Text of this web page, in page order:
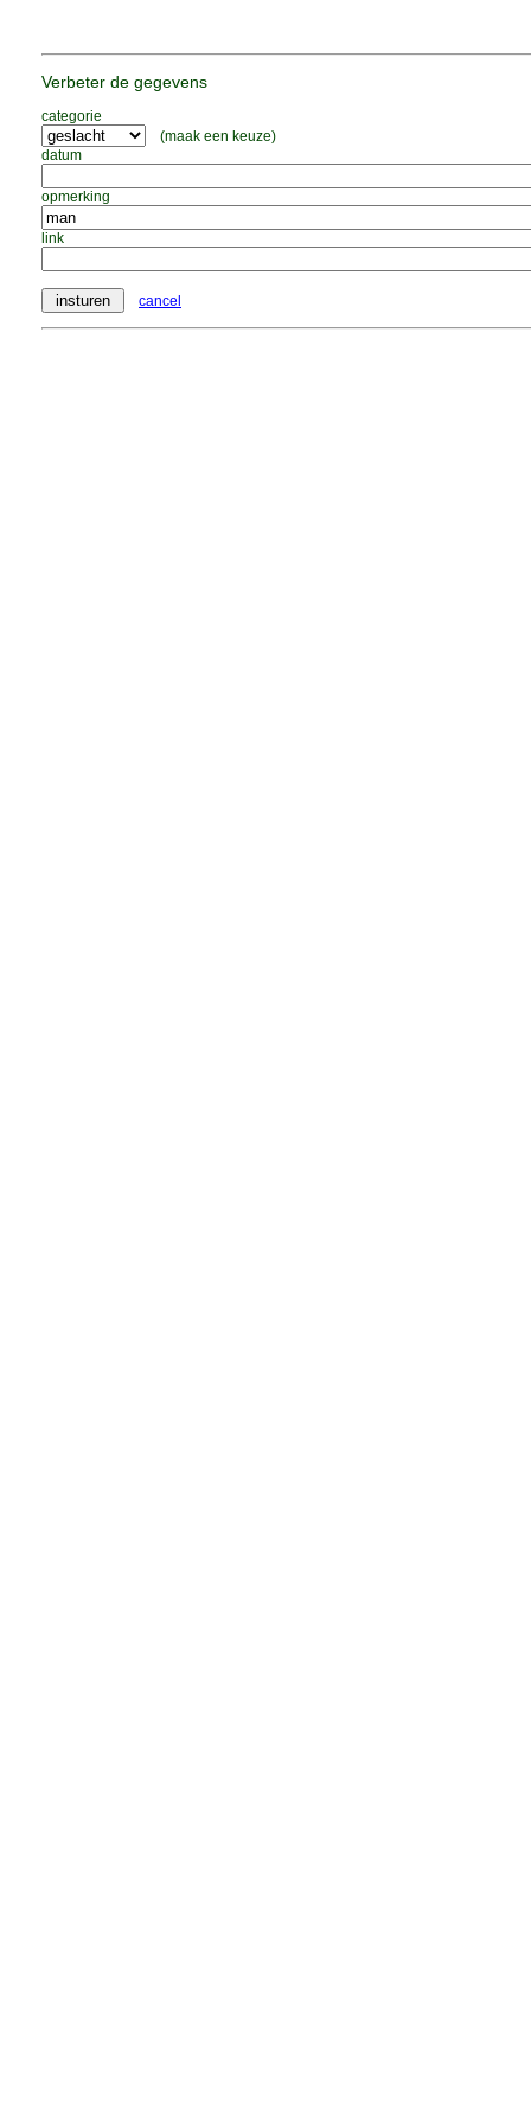
Verbeter de gegevens
categorie
(maak een keuze)
datum
opmerking
link
cancel